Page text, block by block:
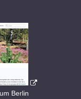
Berlin